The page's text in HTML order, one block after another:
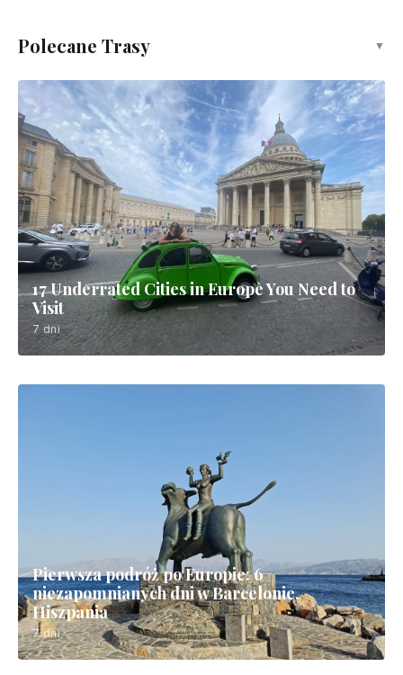
Polecane Trasy ▼
17 Underrated Cities in Europe You Need to
Visit
7 dni
Pierwsza podróż po Europie: 6
niezapomnianych dni w Barcelonie,
Hiszpania
7 dni